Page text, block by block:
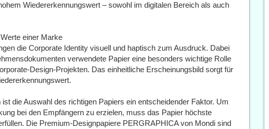
Wiedererkennungswert – sowohl im digitalen Bereich als auch
einer Marke
die Corporate Identity visuell und haptisch zum Ausdruck. Dabei
verwendete Papier eine besonders wichtige Rolle
Design-Projekten. Das einheitliche Erscheinungsbild sorgt für
ist die Auswahl des richtigen Papiers ein entscheidender Faktor. Um
bei den Empfängern zu erzielen, muss das Papier höchste
Die Premium-Designpapiere PERGRAPHICA von Mondi sind